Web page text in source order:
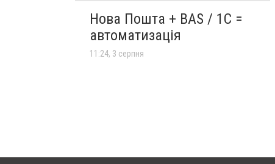
Нова Пошта + BAS / 1C =
автоматизація
11:24, 3 серпня